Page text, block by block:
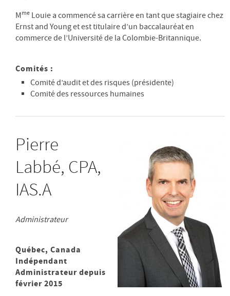
Mme Louie a commencé sa carrière en tant que stagiaire chez
Ernst and Young et est titulaire d’un baccalauréat en
commerce de l’Université de la Colombie-Britannique.
Comités :
Comité d’audit et des risques (présidente)
Comité des ressources humaines
Pierre
Labbé, CPA,
IAS.A
Administrateur
Québec, Canada
Indépendant
Administrateur depuis
février 2015